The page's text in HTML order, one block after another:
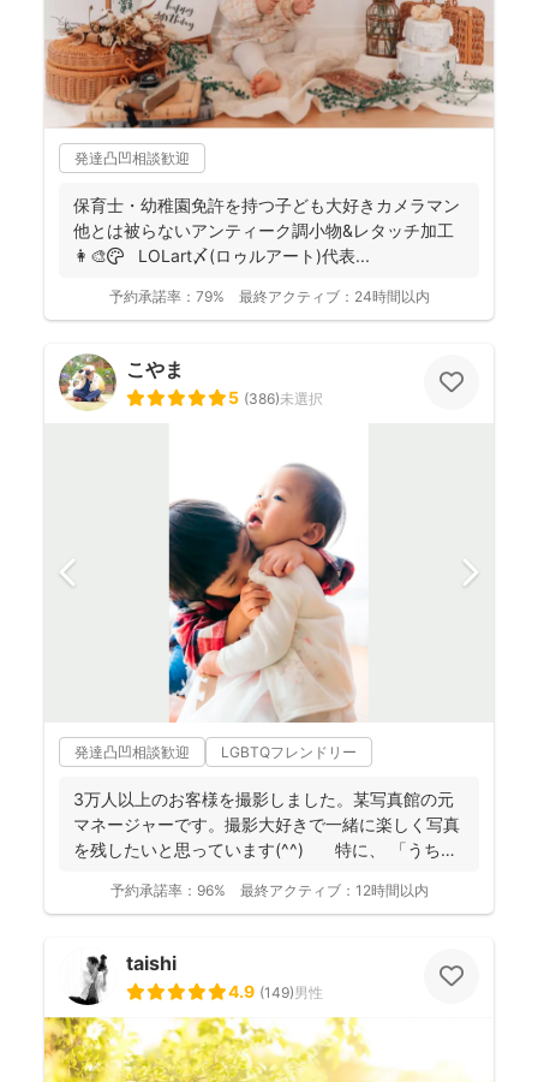
発達凸凹相談歓迎
保育士・幼稚園免許を持つ子ども大好きカメラマン
他とは被らないアンティーク調小物&レタッチ加工
👩‍🎨🎨 LOLart〆(ロゥルアート)代表...
予約承諾率： 79% 最終アクティブ： 24時間以内
こやま
5 (386)未選択
発達凸凹相談歓迎 LGBTQフレンドリー
3万人以上のお客様を撮影しました。某写真館の元
マネージャーです。撮影大好きで一緒に楽しく写真
を残したいと思っています(^^) 特に、 「うち
予約承諾率： 96% 最終アクティブ： 12時間以内
taishi
4.9 (149)男性